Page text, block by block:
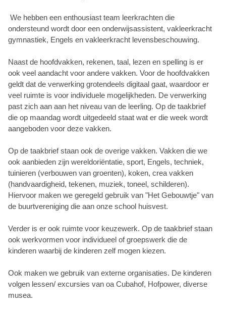
We hebben een enthousiast team leerkrachten die
ondersteund wordt door een onderwijsassistent, vakleerkracht
gymnastiek, Engels en vakleerkracht levensbeschouwing.
Naast de hoofdvakken, rekenen, taal, lezen en spelling is er
ook veel aandacht voor andere vakken. Voor de hoofdvakken
geldt dat de verwerking grotendeels digitaal gaat, waardoor er
veel ruimte is voor individuele mogelijkheden. De verwerking
past zich aan aan het niveau van de leerling. Op de taakbrief
die op maandag wordt uitgedeeld staat wat er die week wordt
aangeboden voor deze vakken.
Op de taakbrief staan ook de overige vakken. Vakken die we
ook aanbieden zijn wereldoriëntatie, sport, Engels, techniek,
tuinieren (verbouwen van groenten), koken, crea vakken
(handvaardigheid, tekenen, muziek, toneel, schilderen).
Hiervoor maken we geregeld gebruik van "Het Gebouwtje" van
de buurtvereniging die aan onze school huisvest.
Verder is er ook ruimte voor keuzewerk. Op de taakbrief staan
ook werkvormen voor individueel of groepswerk die de
kinderen waarbij de kinderen zelf mogen kiezen.
Ook maken we gebruik van externe organisaties. De kinderen
volgen lessen/ excursies van oa Cubahof, Hofpower, diverse
musea.